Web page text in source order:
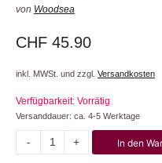
von Woodsea
CHF 45.90
inkl. MWSt. und zzgl. Versandkosten
Verfügbarkeit: Vorrätig
Versanddauer: ca. 4-5 Werktage
- + In den